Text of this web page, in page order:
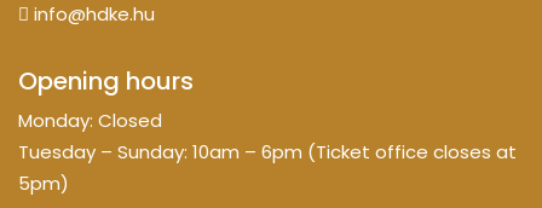
info@hdke.hu
Opening hours
Monday: Closed
Tuesday – Sunday: 10am – 6pm (Ticket office closes at
5pm)